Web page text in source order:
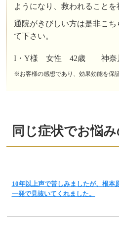
ようになり、救われることを
通院がきびしい方は是非こ
て下さい。
I・Y様 女性 42歳 神奈
※お客様の感想であり、効果効能を保
同じ症状でお悩
10年以上声で苦しみましたが、根本
一発で見抜いてくれました。